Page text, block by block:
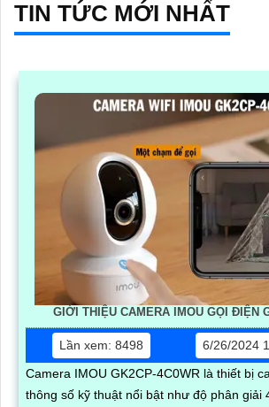
TIN TỨC MỚI NHẤT
GIỚI THIỆU CAMERA IMOU GỌI ĐIỆN
Lần xem: 8498
6/26/2024
Camera IMOU GK2CP-4C0WR là thiết bị
thông số kỹ thuật nổi bật như độ phân giải